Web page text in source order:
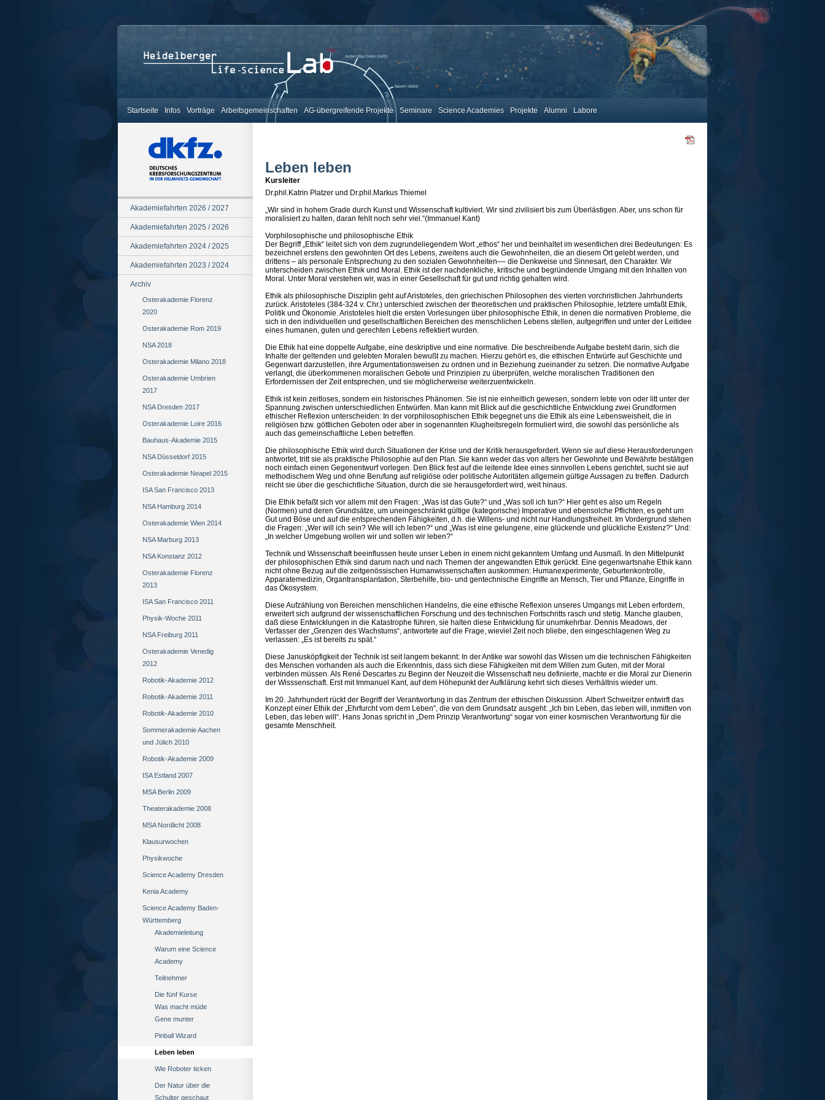
Startseite Infos Vorträge Arbeitsgemeinschaften AG-übergreifende Projekte Seminare Science Academies Projekte Alumni Labore
Akademiefahrten 2026 / 2027
Akademiefahrten 2025 / 2026
Akademiefahrten 2024 / 2025
Akademiefahrten 2023 / 2024
Archiv
Osterakademie Florenz
2020
Osterakademie Rom 2019
NSA 2018
Osterakademie Milano 2018
Osterakademie Umbrien
2017
NSA Dresden 2017
Osterakademie Loire 2016
Bauhaus-Akademie 2015
NSA Düsseldorf 2015
Osterakademie Neapel 2015
ISA San Francisco 2013
NSA Hamburg 2014
Osterakademie Wien 2014
NSA Marburg 2013
NSA Konstanz 2012
Osterakademie Florenz
2013
ISA San Francisco 2011
Physik-Woche 2011
NSA Freiburg 2011
Osterakademie Venedig
2012
Robotik-Akademie 2012
Robotik-Akademie 2011
Robotik-Akademie 2010
Sommerakademie Aachen
und Jülich 2010
Robotik-Akademie 2009
ISA Estland 2007
MSA Berlin 2009
Theaterakademie 2008
MSA Nordlicht 2008
Klausurwochen
Physikwoche
Science Academy Dresden
Kenia Academy
Science Academy Baden-
Württemberg
Akademieleitung
Warum eine Science
Academy
Teilnehmer
Die fünf Kurse
Was macht müde
Gene munter
Pinball Wizard
Leben leben
Wie Roboter ticken
Der Natur über die
Schulter geschaut
Leben leben
Kursleiter
Dr.phil.Katrin Platzer und Dr.phil.Markus Thiemel
„Wir sind in hohem Grade durch Kunst und Wissenschaft kultiviert. Wir sind zivilisiert bis zum Überlästigen. Aber, uns schon für
moralisiert zu halten, daran fehlt noch sehr viel.“(Immanuel Kant)
Vorphilosophische und philosophische Ethik
Der Begriff „Ethik“ leitet sich von dem zugrundeliegendem Wort „ethos“ her und beinhaltet im wesentlichen drei Bedeutungen: Es
bezeichnet erstens den gewohnten Ort des Lebens, zweitens auch die Gewohnheiten, die an diesem Ort gelebt werden, und
drittens – als personale Entsprechung zu den sozialen Gewohnheiten–– die Denkweise und Sinnesart, den Charakter. Wir
unterscheiden zwischen Ethik und Moral. Ethik ist der nachdenkliche, kritische und begründende Umgang mit den Inhalten von
Moral. Unter Moral verstehen wir, was in einer Gesellschaft für gut und richtig gehalten wird.
Ethik als philosophische Disziplin geht auf Aristoteles, den griechischen Philosophen des vierten vorchristlichen Jahrhunderts
zurück. Aristoteles (384-324 v. Chr.) unterschied zwischen der theoretischen und praktischen Philosophie, letztere umfaßt Ethik,
Politik und Ökonomie. Aristoteles hielt die ersten Vorlesungen über philosophische Ethik, in denen die normativen Probleme, die
sich in den individuellen und gesellschaftlichen Bereichen des menschlichen Lebens stellen, aufgegriffen und unter der Leitidee
eines humanen, guten und gerechten Lebens reflektiert wurden.
Die Ethik hat eine doppelte Aufgabe, eine deskriptive und eine normative. Die beschreibende Aufgabe besteht darin, sich die
Inhalte der geltenden und gelebten Moralen bewußt zu machen. Hierzu gehört es, die ethischen Entwürfe auf Geschichte und
Gegenwart darzustellen, ihre Argumentationsweisen zu ordnen und in Beziehung zueinander zu setzen. Die normative Aufgabe
verlangt, die überkommenen moralischen Gebote und Prinzipien zu überprüfen, welche moralischen Traditionen den
Erfordernissen der Zeit entsprechen, und sie möglicherweise weiterzuentwickeln.
Ethik ist kein zeitloses, sondern ein historisches Phänomen. Sie ist nie einheitlich gewesen, sondern lebte von oder litt unter der
Spannung zwischen unterschiedlichen Entwürfen. Man kann mit Blick auf die geschichtliche Entwicklung zwei Grundformen
ethischer Reflexion unterscheiden: In der vorphilosophischen Ethik begegnet uns die Ethik als eine Lebensweisheit, die in
religiösen bzw. göttlichen Geboten oder aber in sogenannten Klugheitsregeln formuliert wird, die sowohl das persönliche als
auch das gemeinschaftliche Leben betreffen.
Die philosophische Ethik wird durch Situationen der Krise und der Kritik herausgefordert. Wenn sie auf diese Herausforderungen
antwortet, tritt sie als praktische Philosophie auf den Plan. Sie kann weder das von alters her Gewohnte und Bewährte bestätigen
noch einfach einen Gegenentwurf vorlegen. Den Blick fest auf die leitende Idee eines sinnvollen Lebens gerichtet, sucht sie auf
methodischem Weg und ohne Berufung auf religiöse oder politische Autoritäten allgemein gültige Aussagen zu treffen. Dadurch
reicht sie über die geschichtliche Situation, durch die sie herausgefordert wird, weit hinaus.
Die Ethik befaßt sich vor allem mit den Fragen: „Was ist das Gute?“ und „Was soll ich tun?“ Hier geht es also um Regeln
(Normen) und deren Grundsätze, um uneingeschränkt gültige (kategorische) Imperative und ebensolche Pflichten, es geht um
Gut und Böse und auf die entsprechenden Fähigkeiten, d.h. die Willens- und nicht nur Handlungsfreiheit. Im Vordergrund stehen
die Fragen: „Wer will ich sein? Wie will ich leben?“ und „Was ist eine gelungene, eine glückende und glückliche Existenz?“ Und:
„In welcher Umgebung wollen wir und sollen wir leben?“
Technik und Wissenschaft beeinflussen heute unser Leben in einem nicht gekanntem Umfang und Ausmaß. In den Mittelpunkt
der philosophischen Ethik sind darum nach und nach Themen der angewandten Ethik gerückt. Eine gegenwartsnahe Ethik kann
nicht ohne Bezug auf die zeitgenössischen Humanwissenschaften auskommen: Humanexperimente, Geburtenkontrolle,
Apparatemedizin, Organtransplantation, Sterbehilfe, bio- und gentechnische Eingriffe an Mensch, Tier und Pflanze, Eingriffe in
das Ökosystem.
Diese Aufzählung von Bereichen menschlichen Handelns, die eine ethische Reflexion unseres Umgangs mit Leben erfordern,
erweitert sich aufgrund der wissenschaftlichen Forschung und des technischen Fortschritts rasch und stetig. Manche glauben,
daß diese Entwicklungen in die Katastrophe führen, sie halten diese Entwicklung für unumkehrbar. Dennis Meadows, der
Verfasser der „Grenzen des Wachstums“, antwortete auf die Frage, wieviel Zeit noch bliebe, den eingeschlagenen Weg zu
verlassen: „Es ist bereits zu spät.“
Diese Janusköpfigkeit der Technik ist seit langem bekannt: In der Antike war sowohl das Wissen um die technischen Fähigkeiten
des Menschen vorhanden als auch die Erkenntnis, dass sich diese Fähigkeiten mit dem Willen zum Guten, mit der Moral
verbinden müssen. Als René Descartes zu Beginn der Neuzeit die Wissenschaft neu definierte, machte er die Moral zur Dienerin
der Wisssenschaft. Erst mit Immanuel Kant, auf dem Höhepunkt der Aufklärung kehrt sich dieses Verhältnis wieder um.
Im 20. Jahrhundert rückt der Begriff der Verantwortung in das Zentrum der ethischen Diskussion. Albert Schweitzer entwirft das
Konzept einer Ethik der „Ehrfurcht vom dem Leben“, die von dem Grundsatz ausgeht: „Ich bin Leben, das leben will, inmitten von
Leben, das leben will“. Hans Jonas spricht in „Dem Prinzip Verantwortung“ sogar von einer kosmischen Verantwortung für die
gesamte Menschheit.